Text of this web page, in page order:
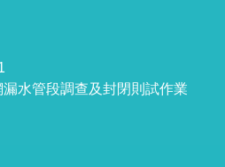
水管段調查及封閉則試作業